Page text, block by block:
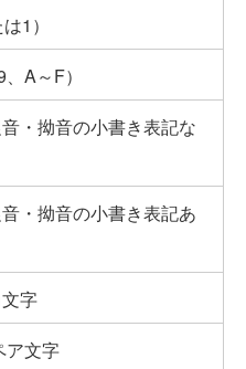
1）
A～F）
・拗音の小書き表記な
・拗音の小書き表記あ
字
ア文字